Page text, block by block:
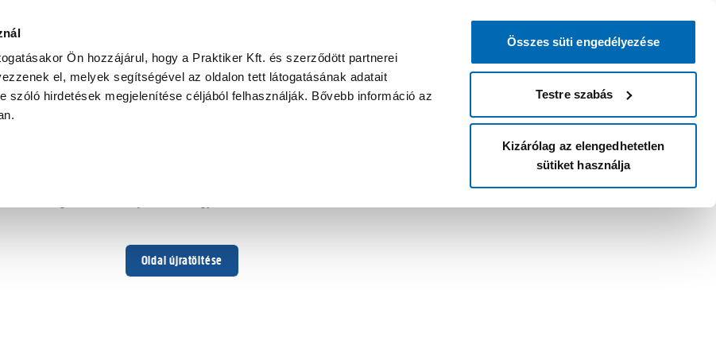
Ön hozzájárul, hogy a Praktiker Kft. és szerződött partnerei
el, melyek segítségével az oldalon tett látogatásának adatait
szóló hirdetések megjelenítése céljából felhasználják. Bővebb információ az
Összes süti engedélyezése
Testre szabás
Kizárólag az elengedhetetlen
sütiket használja
Oldal újratöltése